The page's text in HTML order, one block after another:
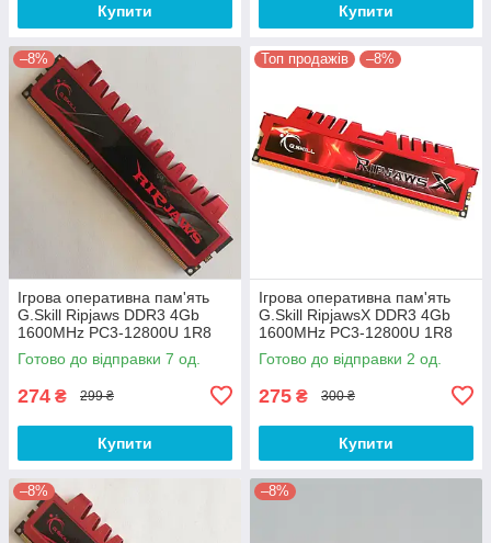
Купити Купити
–8%
Ігрова оперативна пам'ять
G.Skill Ripjaws DDR3 4Gb
1600MHz PC3-12800U 1R8
CL9 (F3-12800CL9D-8GBRL)
Б/В
Готово до відправки 7 од.
274 ₴ 299 ₴
Купити
Топ продажів –8%
Ігрова оперативна пам'ять
G.Skill RipjawsX DDR3 4Gb
1600MHz PC3-12800U 1R8
CL9 (F3-12800CL9D-8GBXL)
Б/В
Готово до відправки 2 од.
275 ₴ 300 ₴
Купити
–8% –8%